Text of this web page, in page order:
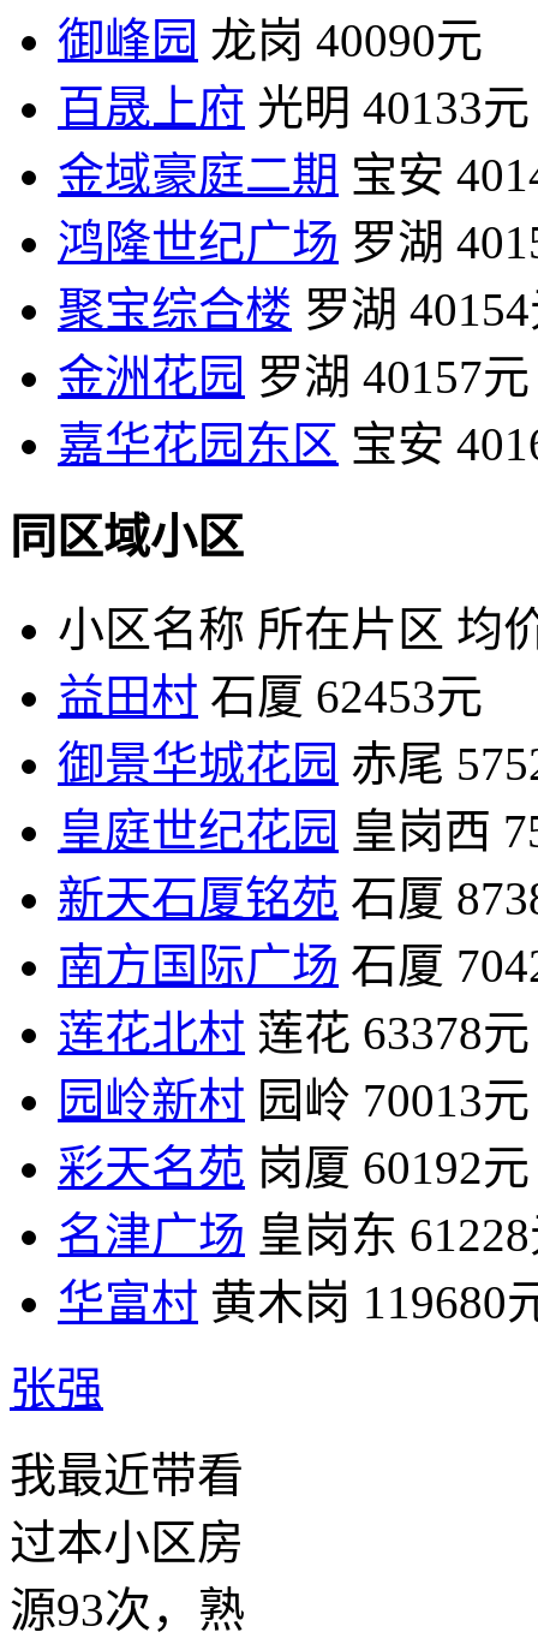
御峰园 龙岗 40090元
百晟上府 光明 40133元
金域豪庭二期 宝安
鸿隆世纪广场 罗湖
聚宝综合楼 罗湖
金洲花园 罗湖 40157元
嘉华花园东区 宝安
同区域小区
小区名称 所在片区 均
益田村 石厦 62453元
御景华城花园 赤尾
皇庭世纪花园 皇岗西
新天石厦铭苑 石厦
南方国际广场 石厦
莲花北村 莲花 63378元
园岭新村 园岭 70013元
彩天名苑 岗厦 60192元
名津广场 皇岗东
华富村 黄木岗 119680
张强
我最近带看
过本小区房
源93次，熟